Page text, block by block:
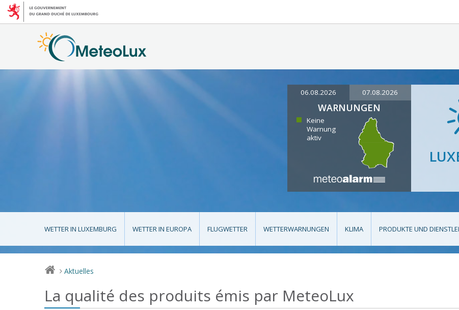
06.08.2026 07.08.2026
WARNUNGEN
Keine
Warnung
aktiv
WETTER IN LUXEMBURG WETTER IN EUROPA FLUGWETTER WETTERWARNUNGEN KLIMA PRODUKTE UND
> Aktuelles
La qualité des produits émis par MeteoLux